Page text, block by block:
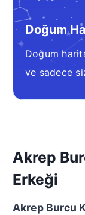
Doğum
Doğum
ve sadece
Akrep
Erkeği
Akrep Burcu